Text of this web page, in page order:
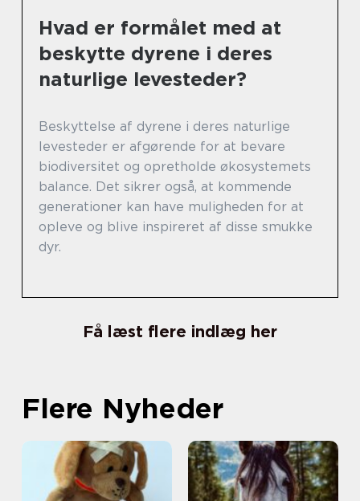
Hvad er formålet med at
beskytte dyrene i deres
naturlige levesteder?
Beskyttelse af dyrene i deres naturlige
levesteder er afgørende for at bevare
biodiversitet og opretholde økosystemets
balance. Det sikrer også, at kommende
generationer kan have muligheden for at
opleve og blive inspireret af disse smukke
dyr.
Få læst flere indlæg her
Flere Nyheder